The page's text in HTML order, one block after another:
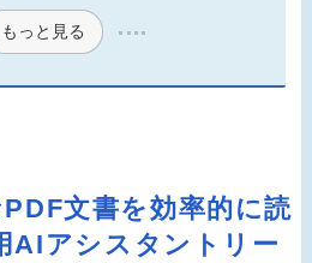
もっと見る
文書を効率的に読
AIアシスタントリー